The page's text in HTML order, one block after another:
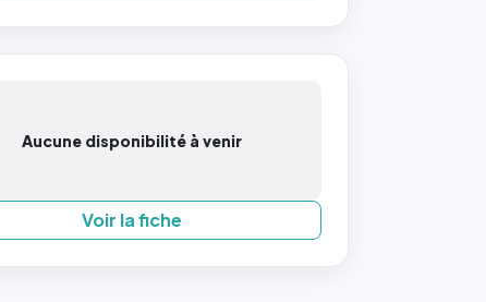
Aucune disponibilité à venir
Voir la fiche